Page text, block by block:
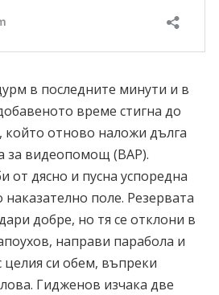
в последните минути и в
време стигна до
който отново наложи дълга
за видеопомощ (ВАР).
дясно и пусна успоредна
поле. Резервата
добре, но тя се отклони в
направи парабола и
целия си обем, въпреки
Гидженов изчака две